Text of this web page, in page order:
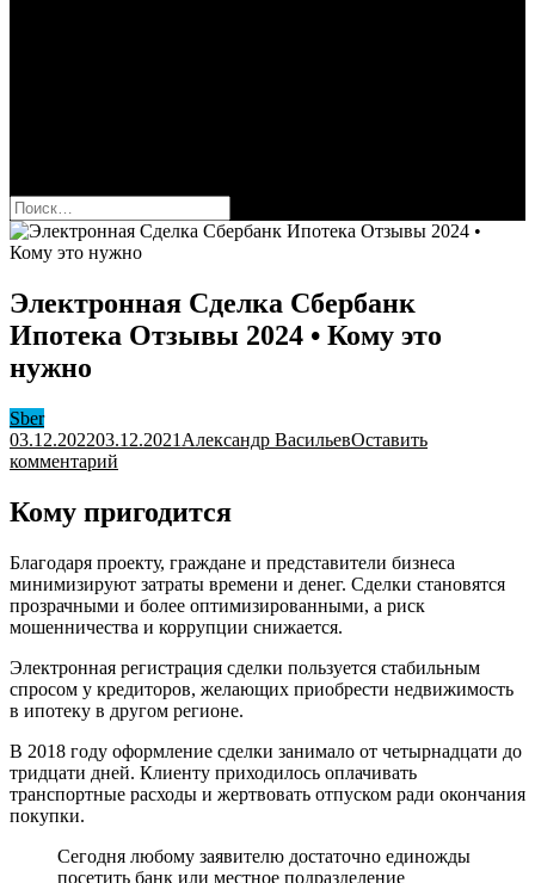
Найти:
Электронная Сделка Сбербанк
Ипотека Отзывы 2024 • Кому это
нужно
Sber
03.12.202203.12.2021 Александр ВасильевОставить
комментарий
Сбербанк
Отзывы
2024
•
Кому
нужно
Кому пригодится
Благодаря проекту, граждане и представители бизнеса
минимизируют затраты времени и денег. Сделки становятся
прозрачными и более оптимизированными, а риск
мошенничества и коррупции снижается.
Электронная регистрация сделки пользуется стабильным
спросом у кредиторов, желающих приобрести недвижимость
в ипотеку в другом регионе.
В 2018 году оформление сделки занимало от четырнадцати до
тридцати дней. Клиенту приходилось оплачивать
транспортные расходы и жертвовать отпуском ради окончания
покупки.
Сегодня любому заявителю достаточно единожды
посетить банк или местное подразделение